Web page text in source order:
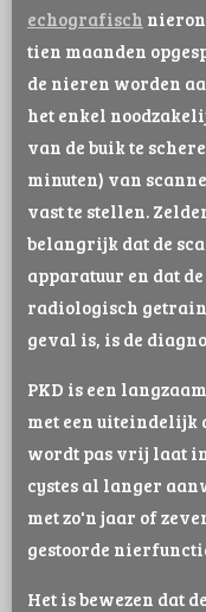
echografisch
tien maanden
de nieren worden
het enkel
van de buik te
minuten) van
vast te stellen.
belangrijk dat de
apparatuur en dat
radiologisch
geval is, is de
PKD is een
met een uiteindelijk
wordt pas vrij laat
cystes al langer
met zo'n jaar of
gestoorde
Het is bewezen dat